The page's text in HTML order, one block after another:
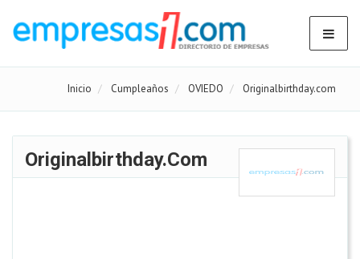
Inicio Cumpleaños OVIEDO Originalbirthday.com
Originalbirthday.com